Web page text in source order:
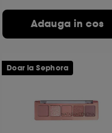
Adauga in cos
Doar la Sephora